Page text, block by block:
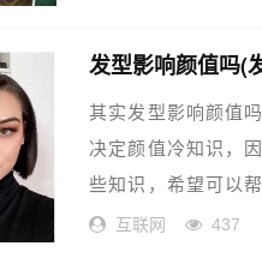
发型影响颜值吗(
其实发型影响颜值
决定颜值冷知识，
些知识，希望可以
互联网 437